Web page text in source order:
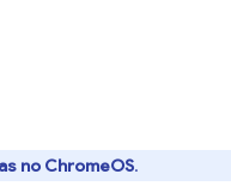
no ChromeOS.